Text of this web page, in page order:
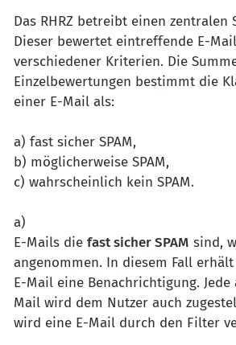
Das RHRZ betreibt einen zentralen
Dieser bewertet eintreffende E-
verschiedener Kriterien. Die
Einzelbewertungen bestimmt die
einer E-Mail als:
a) fast sicher SPAM,
b) möglicherweise SPAM,
c) wahrscheinlich kein SPAM.
a)
E-Mails die fast sicher SPAM sind,
angenommen. In diesem Fall
E-Mail eine Benachrichtigung. Jede
Mail wird dem Nutzer auch
wird eine E-Mail durch den Filter